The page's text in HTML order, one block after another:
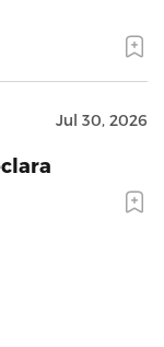
Jul 30, 2026